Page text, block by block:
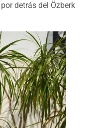
detrás del Özberk